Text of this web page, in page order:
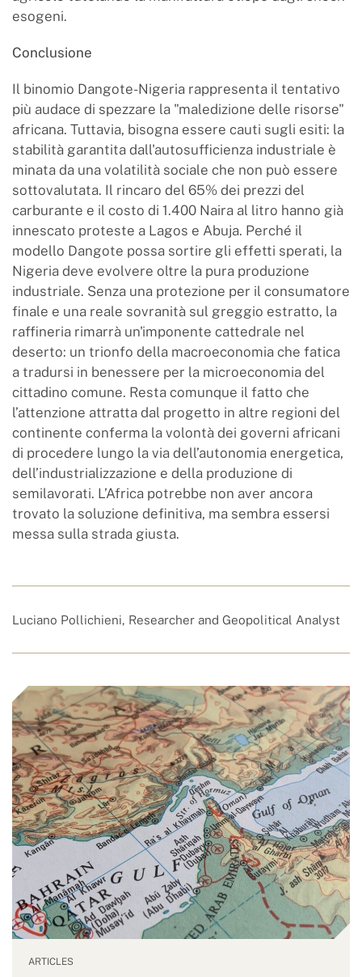
esogeni.
Conclusione
Il binomio Dangote-Nigeria rappresenta il tentativo
più audace di spezzare la "maledizione delle risorse"
africana. Tuttavia, bisogna essere cauti sugli esiti: la
stabilità garantita dall'autosufficienza industriale è
minata da una volatilità sociale che non può essere
sottovalutata. Il rincaro del 65% dei prezzi del
carburante e il costo di 1.400 Naira al litro hanno già
innescato proteste a Lagos e Abuja. Perché il
modello Dangote possa sortire gli effetti sperati, la
Nigeria deve evolvere oltre la pura produzione
industriale. Senza una protezione per il consumatore
finale e una reale sovranità sul greggio estratto, la
raffineria rimarrà un'imponente cattedrale nel
deserto: un trionfo della macroeconomia che fatica
a tradursi in benessere per la microeconomia del
cittadino comune. Resta comunque il fatto che
l’attenzione attratta dal progetto in altre regioni del
continente conferma la volontà dei governi africani
di procedere lungo la via dell’autonomia energetica,
dell’industrializzazione e della produzione di
semilavorati. L’Africa potrebbe non aver ancora
trovato la soluzione definitiva, ma sembra essersi
messa sulla strada giusta.
Luciano Pollichieni, Researcher and Geopolitical Analyst
ARTICLES